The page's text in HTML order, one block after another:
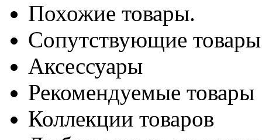
Похожие товары.
Сопутствующие товары
Аксессуары
Рекомендуемые товары
Коллекции товаров